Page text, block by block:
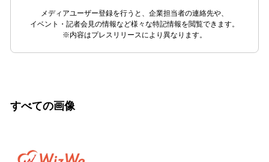
メディアユーザー登録を行うと、企業担当者の連絡先や、
イベント・記者会見の情報など様々な特記情報を閲覧できます。
※内容はプレスリリースにより異なります。
すべての画像